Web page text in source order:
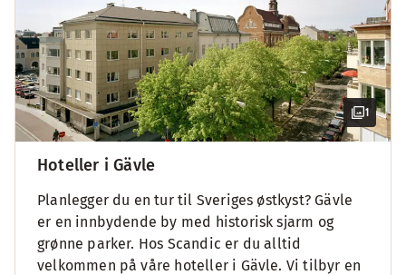
1
Hoteller i Gävle
Planlegger du en tur til Sveriges østkyst? Gävle
er en innbydende by med historisk sjarm og
grønne parker. Hos Scandic er du alltid
velkommen på våre hoteller i Gävle. Vi tilbyr en